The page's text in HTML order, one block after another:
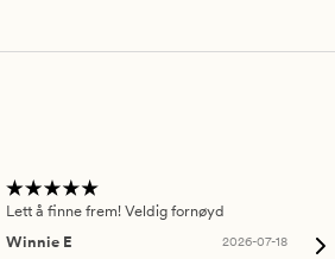
Lett å finne frem! Veldig fornøyd
Winnie E
2026-07-18